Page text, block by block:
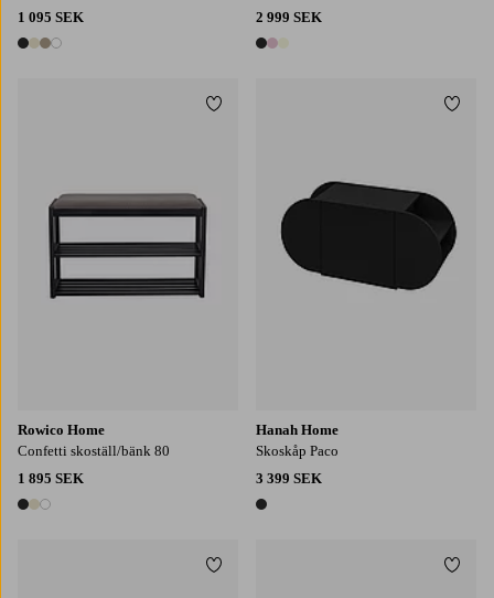
1 095 SEK
4 färger
2 999 SEK
3 färger
Rowico Home
Confetti skoställ/bänk 80
1 895 SEK
3 färger
Lägg till i favoriter
Hanah Home
Skoskåp Paco
3 399 SEK
1 färg
Lägg till i favoriter